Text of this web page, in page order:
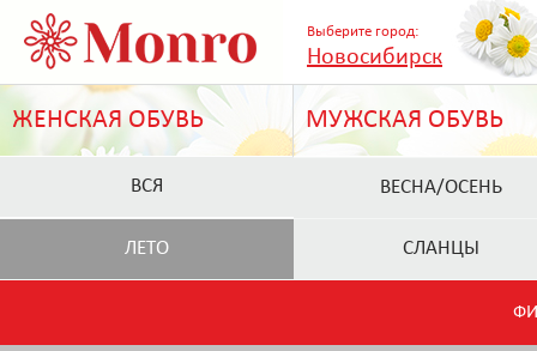
Выберите город:
Новосибирск
ЖЕНСКАЯ ОБУВЬ МУЖСКАЯ ОБУВЬ
ВСЯ ВЕСНА/ОСЕНЬ
ЛЕТО СЛАНЦЫ